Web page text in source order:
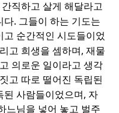
직하고 살게 해달라고
다. 그들이 하는 기도는
순간적인 시도들이었
고 희생을 셈하며 ,재물
의로운 일이라고 생각
고 따로 떨어진 독립된
사람들이었으며 , 자
느님을 넣어 놓고 벌주